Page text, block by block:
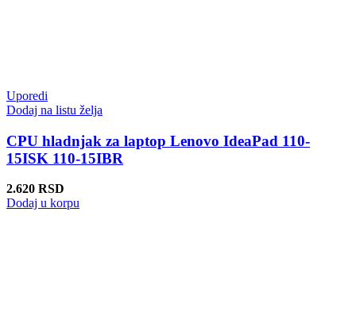
Uporedi
Dodaj na listu želja
CPU hladnjak za laptop Lenovo IdeaPad 110-
15ISK 110-15IBR
2.620 RSD
Dodaj u korpu